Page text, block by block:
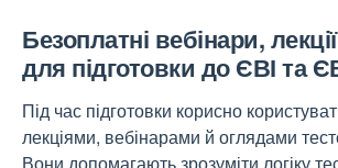
Безоплатні вебінари,
для підготовки до ЄВІ та
Під час підготовки корисно
лекціями, вебінарами й оглядами